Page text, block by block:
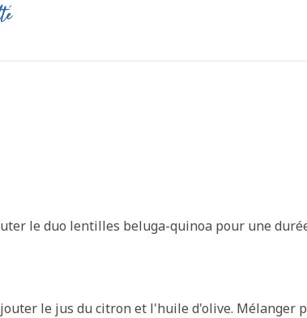
le duo lentilles beluga-quinoa pour une
le jus du citron et l'huile d'olive. Mélanger